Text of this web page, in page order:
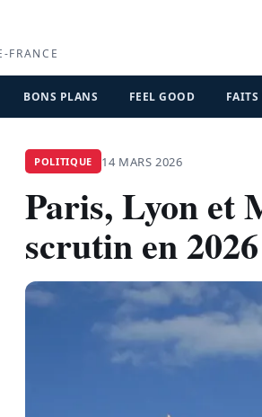
FRANCE
BONS PLANS FEEL GOOD FAITS
POLITIQUE 14 MARS 2026
Paris, Lyon et
scrutin en 2026